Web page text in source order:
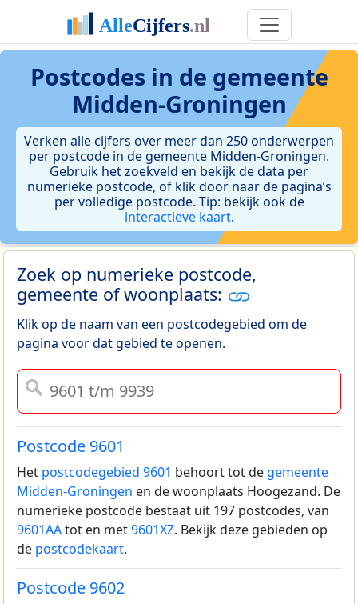
Postcodes in de gemeente
Midden-Groningen
Verken alle cijfers over meer dan 250 onderwerpen
per postcode in de gemeente Midden-Groningen.
Gebruik het zoekveld en bekijk de data per
numerieke postcode, of klik door naar de pagina’s
per volledige postcode. Tip: bekijk ook de
interactieve kaart.
Zoek op numerieke postcode,
gemeente of woonplaats:
Klik op de naam van een postcodegebied om de
pagina voor dat gebied te openen.
Postcode 9601
Het postcodegebied 9601 behoort tot de gemeente
Midden-Groningen en de woonplaats Hoogezand. De
numerieke postcode bestaat uit 197 postcodes, van
9601AAtot en met9601XZ. Bekijk deze gebieden op
de postcodekaart.
Postcode 9602